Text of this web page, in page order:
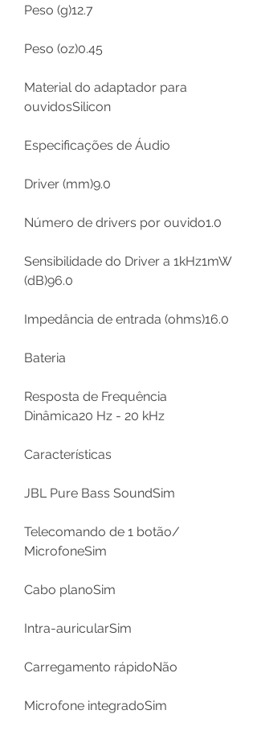
Peso (g)12.7
Peso (oz)0.45
Material do adaptador para
ouvidosSilicon
Especificações de Áudio
Driver (mm)9.0
Número de drivers por ouvido1.0
Sensibilidade do Driver a 1kHz1mW
(dB)96.0
Impedância de entrada (ohms)16.0
Bateria
Resposta de Frequência
Dinâmica20 Hz - 20 kHz
Características
JBL Pure Bass SoundSim
Telecomando de 1 botão/
MicrofoneSim
Cabo planoSim
Intra-auricularSim
Carregamento rápidoNão
Microfone integradoSim